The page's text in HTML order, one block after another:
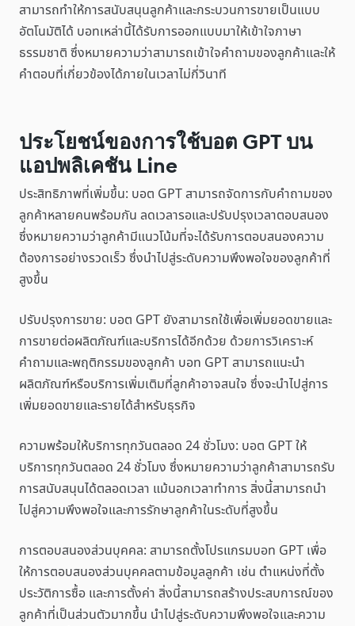
สามารถทำให้การสนับสนุนลูกค้าและกระบวนการขายเป็นแบบ
อัตโนมัติได้ บอทเหล่านี้ได้รับการออกแบบมาให้เข้าใจภาษา
ธรรมชาติ ซึ่งหมายความว่าสามารถเข้าใจคำถามของลูกค้าและให้
คำตอบที่เกี่ยวข้องได้ภายในเวลาไม่กี่วินาที
ประโยชน์ของการใช้บอต GPT บน
แอปพลิเคชัน Line
ประสิทธิภาพที่เพิ่มขึ้น: บอต GPT สามารถจัดการกับคำถามของ
ลูกค้าหลายคนพร้อมกัน ลดเวลารอและปรับปรุงเวลาตอบสนอง
ซึ่งหมายความว่าลูกค้ามีแนวโน้มที่จะได้รับการตอบสนองความ
ต้องการอย่างรวดเร็ว ซึ่งนำไปสู่ระดับความพึงพอใจของลูกค้าที่
สูงขึ้น
ปรับปรุงการขาย: บอต GPT ยังสามารถใช้เพื่อเพิ่มยอดขายและ
การขายต่อผลิตภัณฑ์และบริการได้อีกด้วย ด้วยการวิเคราะห์
คำถามและพฤติกรรมของลูกค้า บอท GPT สามารถแนะนำ
ผลิตภัณฑ์หรือบริการเพิ่มเติมที่ลูกค้าอาจสนใจ ซึ่งจะนำไปสู่การ
เพิ่มยอดขายและรายได้สำหรับธุรกิจ
ความพร้อมให้บริการทุกวันตลอด 24 ชั่วโมง: บอต GPT ให้
บริการทุกวันตลอด 24 ชั่วโมง ซึ่งหมายความว่าลูกค้าสามารถรับ
การสนับสนุนได้ตลอดเวลา แม้นอกเวลาทำการ สิ่งนี้สามารถนำ
ไปสู่ความพึงพอใจและการรักษาลูกค้าในระดับที่สูงขึ้น
การตอบสนองส่วนบุคคล: สามารถตั้งโปรแกรมบอท GPT เพื่อ
ให้การตอบสนองส่วนบุคคลตามข้อมูลลูกค้า เช่น ตำแหน่งที่ตั้ง
ประวัติการซื้อ และการตั้งค่า สิ่งนี้สามารถสร้างประสบการณ์ของ
ลูกค้าที่เป็นส่วนตัวมากขึ้น นำไปสู่ระดับความพึงพอใจและความ